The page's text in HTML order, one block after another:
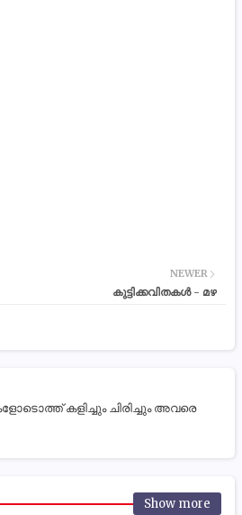
NEWER
കുട്ടിക്കവിതകൾ - മഴ
കളിച്ചും ചിരിച്ചും അവരെ
Show more